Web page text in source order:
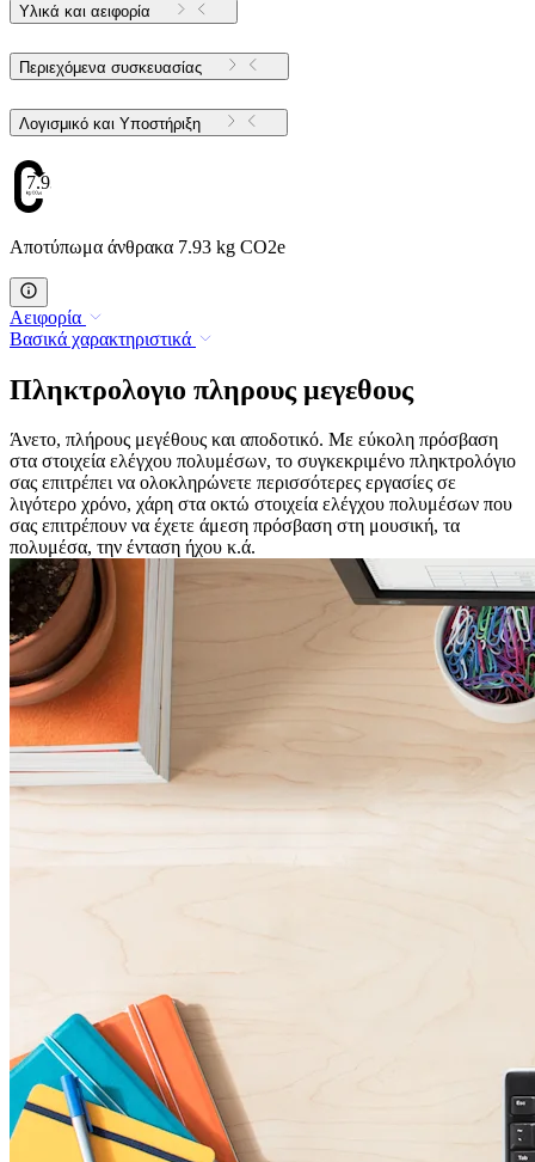
Υλικά και αειφορία
Περιεχόμενα συσκευασίας
Λογισμικό και Υποστήριξη
7.93
Αποτύπωμα άνθρακα 7.93 kg CO2e
Αειφορία
Βασικά χαρακτηριστικά
Πληκτρολογιο πληρους μεγεθους
Άνετο, πλήρους μεγέθους και αποδοτικό. Με εύκολη πρόσβαση
στα στοιχεία ελέγχου πολυμέσων, το συγκεκριμένο πληκτρολόγιο
σας επιτρέπει να ολοκληρώνετε περισσότερες εργασίες σε
λιγότερο χρόνο, χάρη στα οκτώ στοιχεία ελέγχου πολυμέσων που
σας επιτρέπουν να έχετε άμεση πρόσβαση στη μουσική, τα
πολυμέσα, την ένταση ήχου κ.ά.